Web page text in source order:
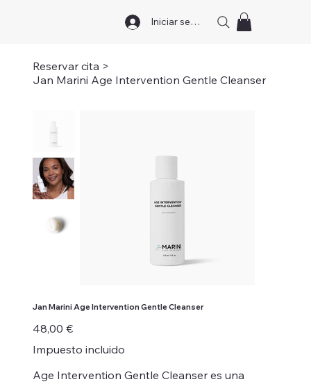
Iniciar sesión
Reservar cita >
Jan Marini Age Intervention Gentle Cleanser
Jan Marini Age Intervention Gentle Cleanser
Precio
48,00 €
Impuesto incluido
Age Intervention Gentle Cleanser es una